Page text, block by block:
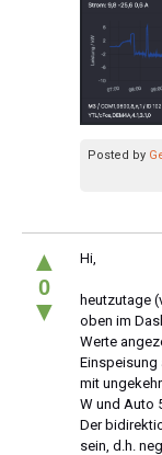
Posted by
▲
0
▼
Hi,
heutzutage
oben im
Werte
Einspeisung
mit
W und Auto
Der
sein, d.h.